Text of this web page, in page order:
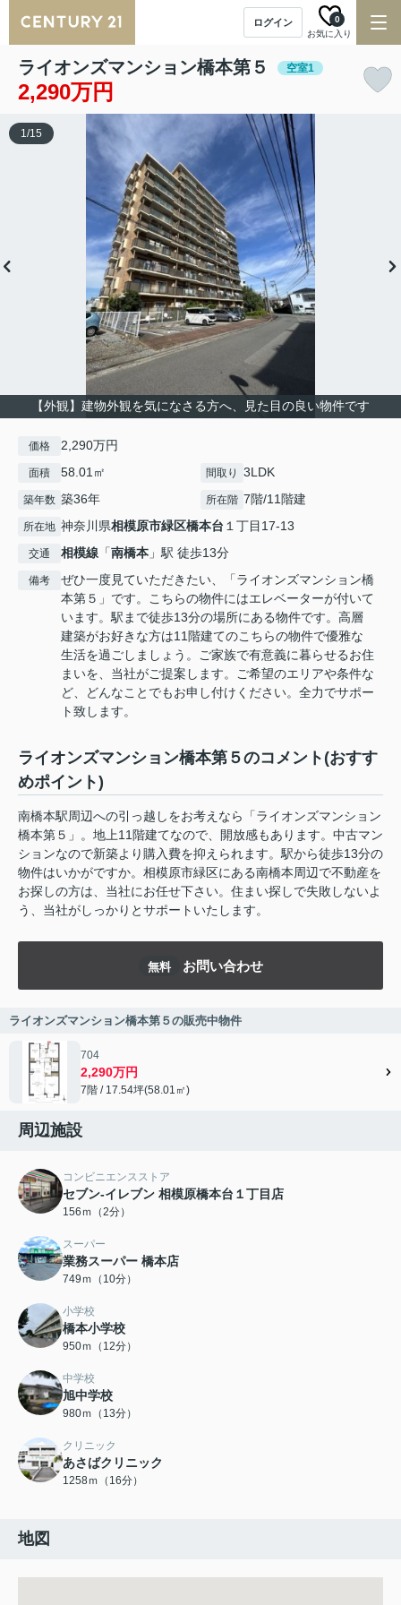
ログイン
お気に入り
0
ライオンズマンション橋本第５ 空室1
2,290万円
【外観】建物外観を気になさる方へ、見た目の良い物件です
1/15
価格 2,290万円
面積 58.01㎡ 間取り 3LDK
築年数 築36年 所在階 7階/11階建
所在地 神奈川県相模原市緑区橋本台 １丁目17-13
交通 相模線 「南橋本 」駅 徒歩13分
備考
ぜひ一度見ていただきたい、「ライオンズマンション橋
本第５」です。こちらの物件にはエレベーターが付いて
います。駅まで徒歩13分の場所にある物件です。高層
建築がお好きな方は11階建てのこちらの物件で優雅な
生活を過ごしましょう。ご家族で有意義に暮らせるお住
まいを、当社がご提案します。ご希望のエリアや条件な
ど、どんなことでもお申し付けください。全力でサポー
ト致します。
ライオンズマンション橋本第５のコメント(おすす
めポイント)
南橋本駅周辺への引っ越しをお考えなら「ライオンズマンション
橋本第５」。地上11階建てなので、開放感もあります。中古マン
ションなので新築より購入費を抑えられます。駅から徒歩13分の
物件はいかがですか。相模原市緑区にある南橋本周辺で不動産を
お探しの方は、当社にお任せ下さい。住まい探しで失敗しないよ
う、当社がしっかりとサポートいたします。
無料 お問い合わせ
ライオンズマンション橋本第５の販売中物件
704
2,290万円
7階 / 17.54坪(58.01㎡)
周辺施設
コンビニエンスストア
セブン-イレブン 相模原橋本台１丁目店
156ｍ（2分）
スーパー
業務スーパー 橋本店
749ｍ（10分）
小学校
橋本小学校
950ｍ（12分）
中学校
旭中学校
980ｍ（13分）
クリニック
あさばクリニック
1258ｍ（16分）
地図